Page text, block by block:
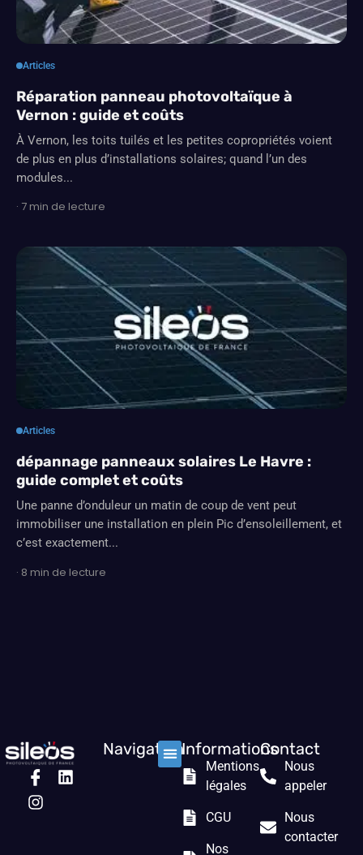
Articles
Réparation panneau photovoltaïque à
Vernon : guide et coûts
À Vernon, les toits tuilés et les petites copropriétés voient
de plus en plus d’installations solaires; quand l’un des
modules...
· 7 min de lecture
Articles
dépannage panneaux solaires Le Havre :
guide complet et coûts
Une panne d’onduleur un matin de coup de vent peut
immobiliser une installation en plein Pic d’ensoleillement, et
c’est exactement...
· 8 min de lecture
NavigationInformations
Mentions
légales
CGU
Nos
Contact
Nous
appeler
Nous
contacter